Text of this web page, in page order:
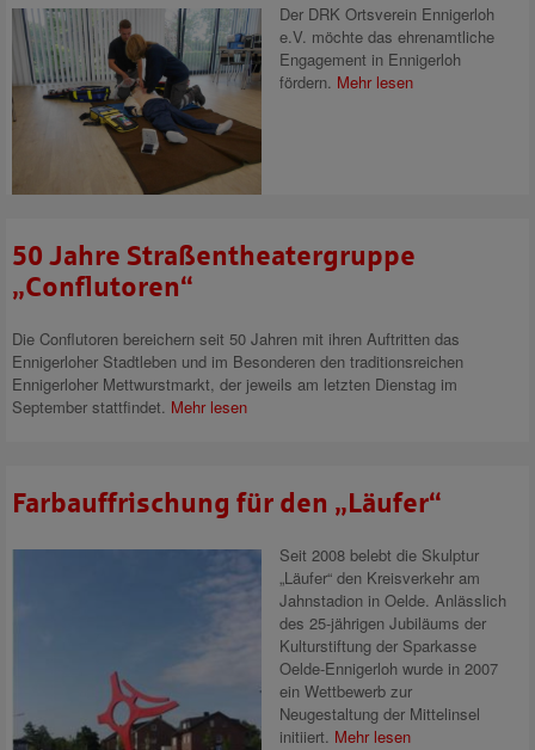
Der DRK Ortsverein Ennigerloh
e.V. möchte das ehrenamtliche
Engagement in Ennigerloh
fördern. Mehr lesen
50 Jahre Straßentheatergruppe
„Conflutoren“
Die Conflutoren bereichern seit 50 Jahren mit ihren Auftritten das
Ennigerloher Stadtleben und im Besonderen den traditionsreichen
Ennigerloher Mettwurstmarkt, der jeweils am letzten Dienstag im
September stattfindet. Mehr lesen
Farbauffrischung für den „Läufer“
Seit 2008 belebt die Skulptur
„Läufer“ den Kreisverkehr am
Jahnstadion in Oelde. Anlässlich
des 25-jährigen Jubiläums der
Kulturstiftung der Sparkasse
Oelde-Ennigerloh wurde in 2007
ein Wettbewerb zur
Neugestaltung der Mittelinsel
initiiert. Mehr lesen